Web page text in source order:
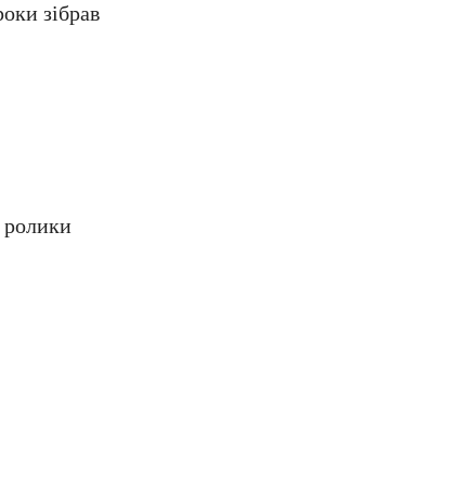
зібрав
ролики